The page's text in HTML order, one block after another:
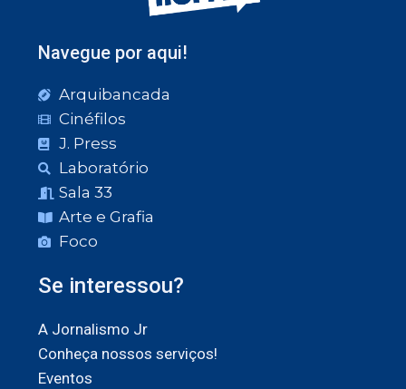
Navegue por aqui!
Arquibancada
Cinéfilos
J. Press
Laboratório
Sala 33
Arte e Grafia
Foco
Se interessou?
A Jornalismo Jr
Conheça nossos serviços!
Eventos